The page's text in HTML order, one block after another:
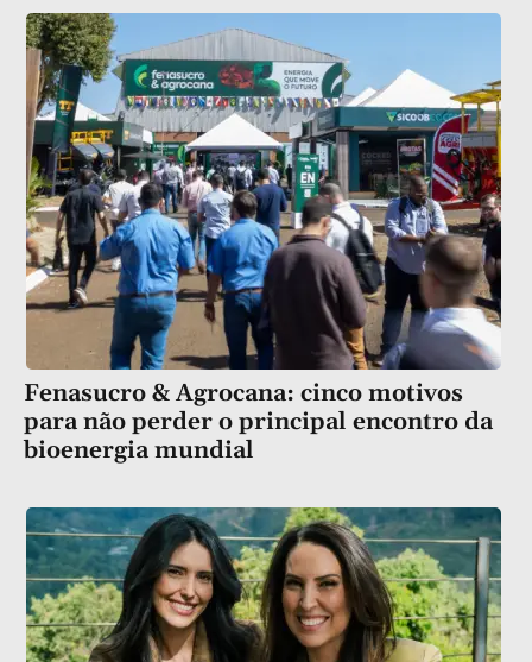
Fenasucro & Agrocana: cinco motivos
para não perder o principal encontro da
bioenergia mundial